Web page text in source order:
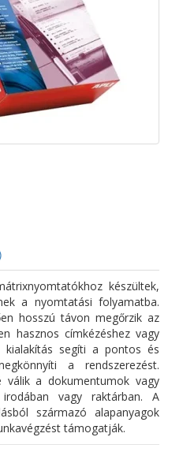
készültek,
a nyomtatási folyamatba.
hosszú távon megőrzik az
hasznos címkézéshez vagy
kialakítás segíti a pontos és
a rendszerezést.
válik a dokumentumok vagy
vagy raktárban. A
származó alapanyagok
támogatják.